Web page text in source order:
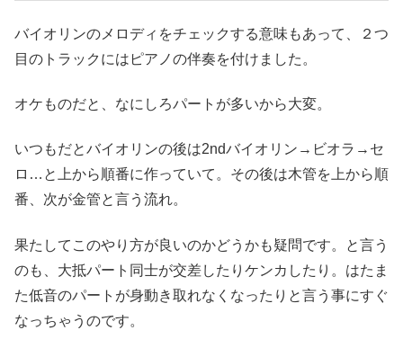
バイオリンのメロディをチェックする意味もあって、２つ
目のトラックにはピアノの伴奏を付けました。
オケものだと、なにしろパートが多いから大変。
いつもだとバイオリンの後は2ndバイオリン→ビオラ→セ
ロ…と上から順番に作っていて。その後は木管を上から順
番、次が金管と言う流れ。
果たしてこのやり方が良いのかどうかも疑問です。と言う
のも、大抵パート同士が交差したりケンカしたり。はたま
た低音のパートが身動き取れなくなったりと言う事にすぐ
なっちゃうのです。